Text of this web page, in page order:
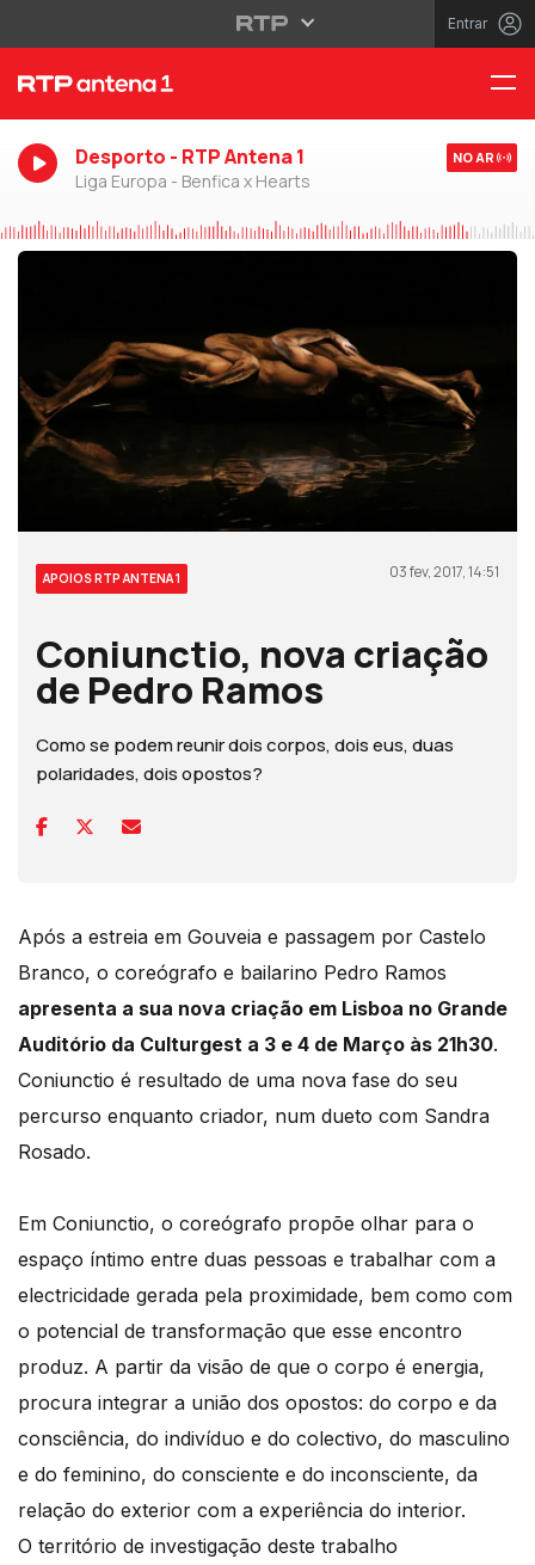
Entrar
Desporto - RTP Antena 1
Liga Europa - Benfica x Hearts
NO AR
APOIOS RTP ANTENA 1 03 fev, 2017, 14:51
Coniunctio, nova criação
de Pedro Ramos
Como se podem reunir dois corpos, dois eus, duas
polaridades, dois opostos?
Após a estreia em Gouveia e passagem por Castelo
Branco, o coreógrafo e bailarino Pedro Ramos
apresenta a sua nova criação em Lisboa no Grande
Auditório da Culturgest a 3 e 4 de Março às 21h30.
Coniunctio é resultado de uma nova fase do seu
percurso enquanto criador, num dueto com Sandra
Rosado.
Em Coniunctio, o coreógrafo propõe olhar para o
espaço íntimo entre duas pessoas e trabalhar com a
electricidade gerada pela proximidade, bem como com
o potencial de transformação que esse encontro
produz. A partir da visão de que o corpo é energia,
procura integrar a união dos opostos: do corpo e da
consciência, do indivíduo e do colectivo, do masculino
e do feminino, do consciente e do inconsciente, da
relação do exterior com a experiência do interior.
O território de investigação deste trabalho